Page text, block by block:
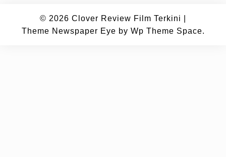
© 2026 Clover Review Film Terkini
Theme Newspaper Eye by Wp Theme Space.